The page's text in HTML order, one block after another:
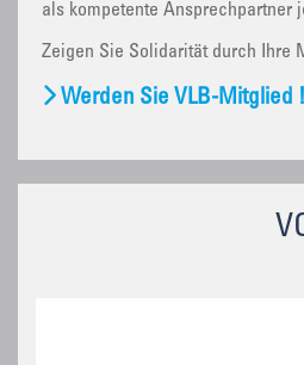
als kompetente Ansprechpartner
Zeigen Sie Solidarität durch Ihre
Werden Sie VLB-Mitglied !